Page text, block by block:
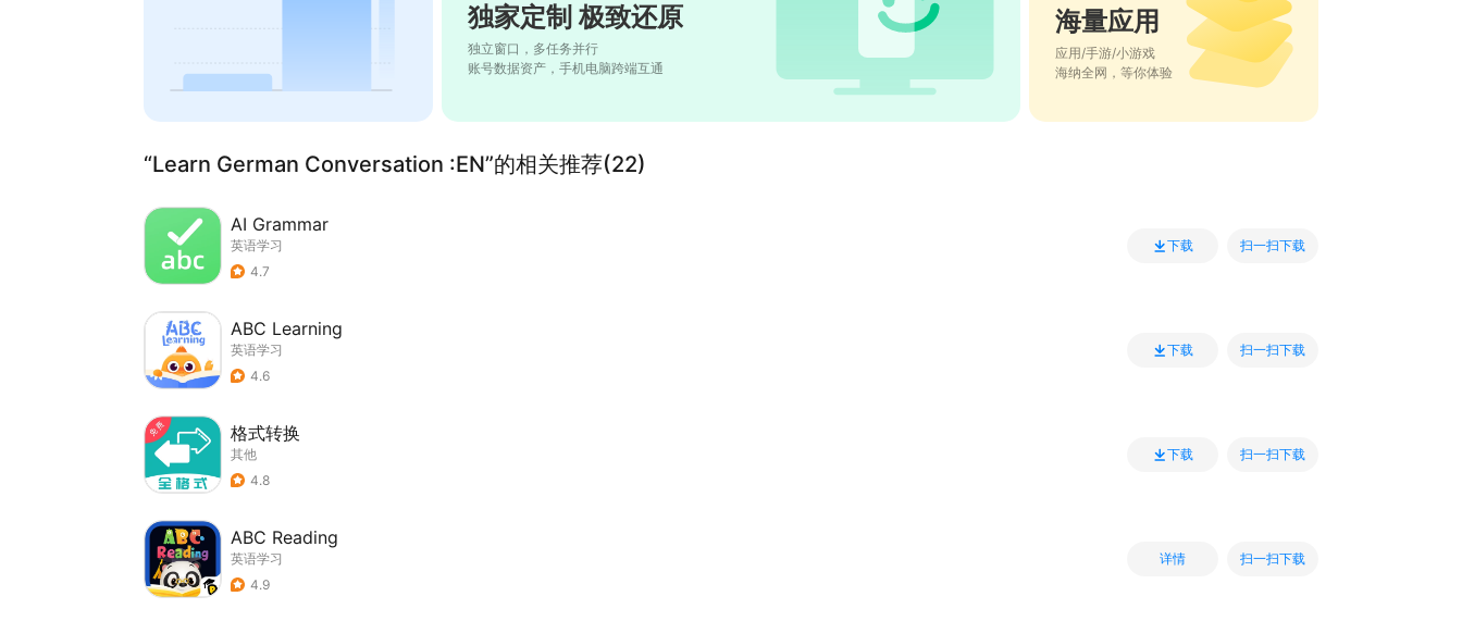
独家定制 极致还原
独立窗口，多任务并行
账号数据资产，手机电脑跨端互通
海量应用
应用/手游/小游戏
海纳全网，等你体验
“Learn German Conversation :EN”的相关推荐(22)
AI Grammar
英语学习
4.7
下载 扫一扫下载
ABC Learning
英语学习
4.6
下载 扫一扫下载
格式转换
其他
4.8
下载 扫一扫下载
ABC Reading
英语学习
4.9
详情 扫一扫下载